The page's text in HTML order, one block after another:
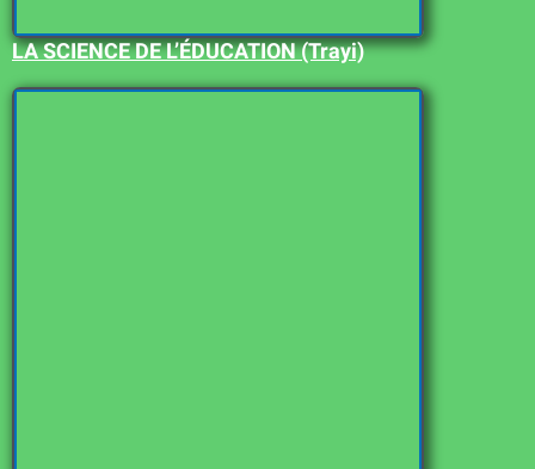
LA SCIENCE DE L’ÉDUCATION (Trayi)